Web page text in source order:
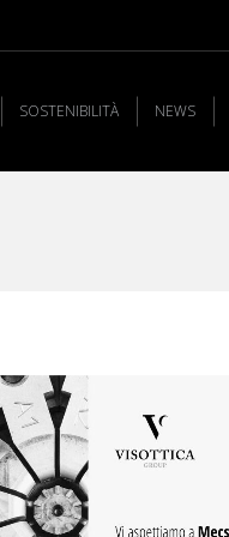
SOSTENIBILITÀ NEWS